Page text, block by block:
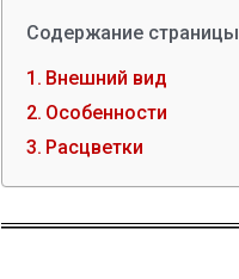
Содержание страницы
Внешний вид
Особенности
Расцветки